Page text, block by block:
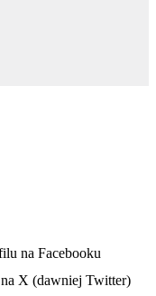
na Facebooku
X (dawniej Twitter)